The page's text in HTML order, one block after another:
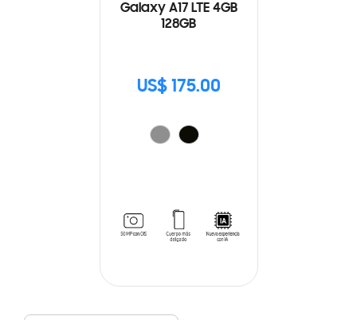
Galaxy A17 LTE 4GB
128GB
US$ 175.00